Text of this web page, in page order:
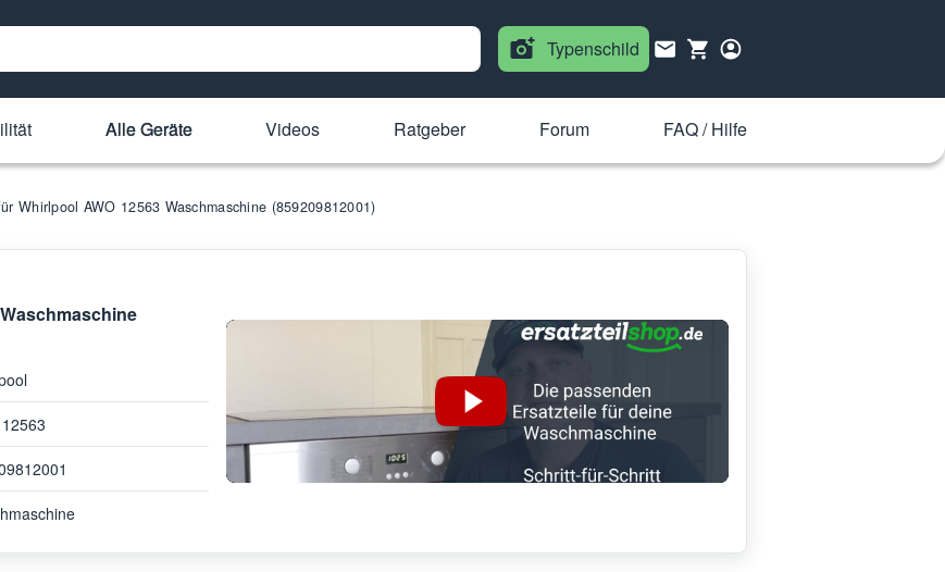
Typenschild
Alle Geräte Videos Ratgeber Forum FAQ / Hilfe
Whirlpool AWO 12563 Waschmaschine (859209812001)